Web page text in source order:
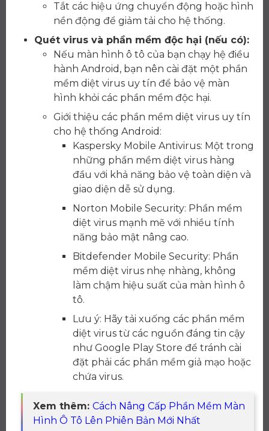
Tắt các hiệu ứng chuyển động hoặc hình
nền động để giảm tải cho hệ thống.
Quét virus và phần mềm độc hại (nếu có):
Nếu màn hình ô tô của bạn chạy hệ điều
hành Android, bạn nên cài đặt một phần
mềm diệt virus uy tín để bảo vệ màn
hình khỏi các phần mềm độc hại.
Giới thiệu các phần mềm diệt virus uy tín
cho hệ thống Android:
Kaspersky Mobile Antivirus: Một trong
những phần mềm diệt virus hàng
đầu với khả năng bảo vệ toàn diện và
giao diện dễ sử dụng.
Norton Mobile Security: Phần mềm
diệt virus mạnh mẽ với nhiều tính
năng bảo mật nâng cao.
Bitdefender Mobile Security: Phần
mềm diệt virus nhẹ nhàng, không
làm chậm hiệu suất của màn hình ô
tô.
Lưu ý: Hãy tải xuống các phần mềm
diệt virus từ các nguồn đáng tin cậy
như Google Play Store để tránh cài
đặt phải các phần mềm giả mạo hoặc
chứa virus.
Xem thêm: Cách Nâng Cấp Phần Mềm Màn
Hình Ô Tô Lên Phiên Bản Mới Nhất